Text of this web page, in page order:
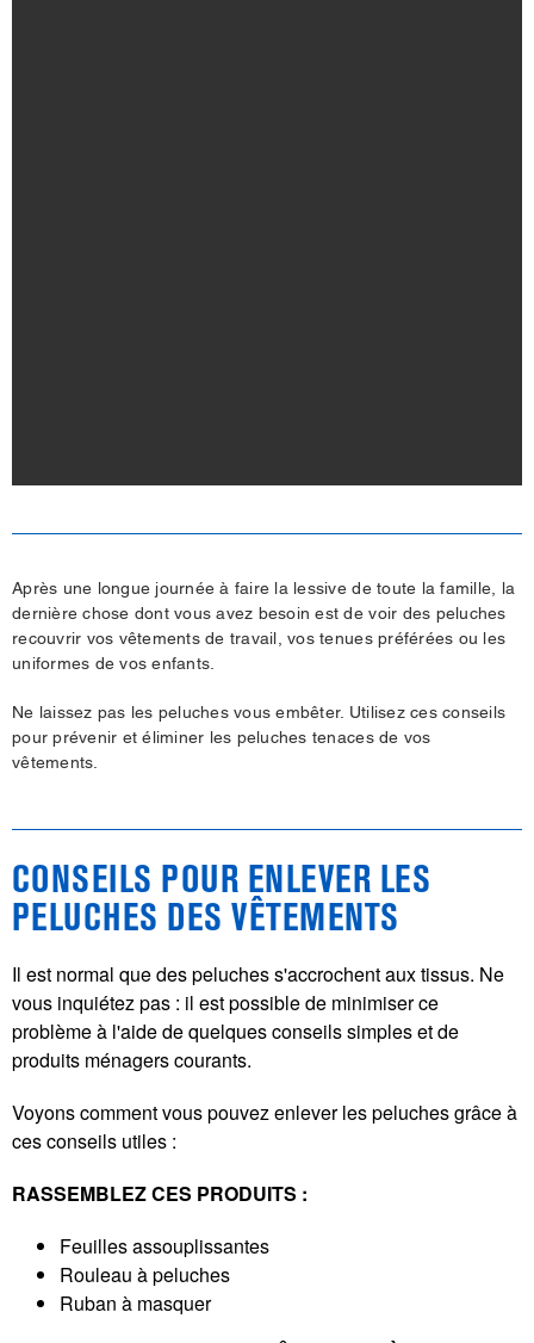
Après une longue journée à faire la lessive de toute la famille, la
dernière chose dont vous avez besoin est de voir des peluches
recouvrir vos vêtements de travail, vos tenues préférées ou les
uniformes de vos enfants.
Ne laissez pas les peluches vous embêter. Utilisez ces conseils
pour prévenir et éliminer les peluches tenaces de vos
vêtements.
CONSEILS POUR ENLEVER LES
PELUCHES DES VÊTEMENTS
Il est normal que des peluches s'accrochent aux tissus. Ne
vous inquiétez pas : il est possible de minimiser ce
problème à l'aide de quelques conseils simples et de
produits ménagers courants.
Voyons comment vous pouvez enlever les peluches grâce à
ces conseils utiles :
RASSEMBLEZ CES PRODUITS :
Feuilles assouplissantes
Rouleau à peluches
Ruban à masquer